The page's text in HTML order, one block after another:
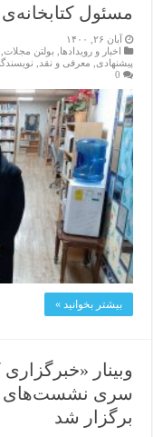
مسئول
آبان ۲۶, ۱۴۰۰
اخبار و رویدادها
بولتن مجلات
پیشنهادی
معرفی و نقد
0
بیشتر بخوانید »
وبینار
سری نشست‌های
برگزار شد